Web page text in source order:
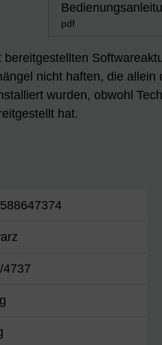
pdf
nicht haften, die
wurden, obwohl
hat.
4737